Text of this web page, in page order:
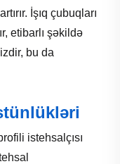
İşıq çubuqları
etibarlı şəkildə
bu da
istehsalçısı